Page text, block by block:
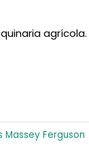
agrícola.
Massey Ferguson